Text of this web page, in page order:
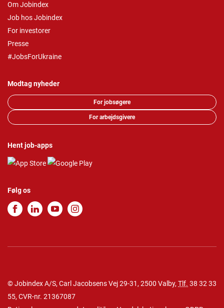
Om Jobindex
Job hos Jobindex
For investorer
Presse
#JobsForUkraine
Modtag nyheder
For jobsøgere
For arbejdsgivere
Hent job-apps
Følg os
© Jobindex A/S, Carl Jacobsens Vej 29-31, 2500 Valby, Tlf. 38 32 33
55, CVR-nr. 21367087